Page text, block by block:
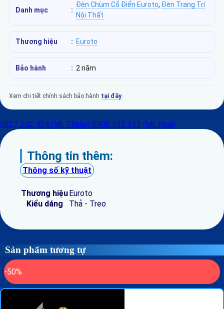
Danh mục :
Đèn Chùm Cổ Điển Euroto, Đèn Trang Trí
Nội Thất
Thương hiệu : Euroto
Bảo hành : 2 năm
Xem chi tiết chính sách bảo hành tại đây.
0827 242 424 (Mr. Thuận) 0908 535 353 (Mr. Hoài)
Thông tin thêm:
Thông số kỹ thuật
Thương hiệuEuroto
Kiểu dáng
Thả - Treo
Sản phẩm tương tự
-50%